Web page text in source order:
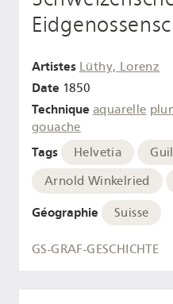
Artistes Lüthy, Lorenz
Date 1850
Technique aquarelle
gouache
Tags Helvetia
Arnold Winkelried
Géographie Suisse
GS-GRAF-GESCHICHTE